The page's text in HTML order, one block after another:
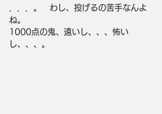
．．．。　わし、投げるの苦手なんよ
ね。
1000点の鬼、遠いし、、、怖い
し、、、。